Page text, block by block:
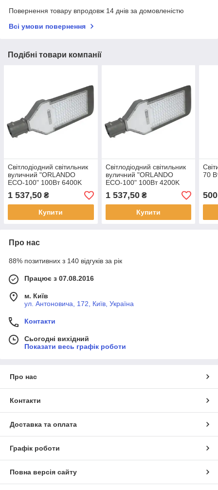
Повернення товару впродовж 14 днів за домовленістю
Всі умови повернення
Подібні товари компанії
Світлодіодний світильник
вуличний "ORLANDO
ECO-100" 100Вт 6400K
1 537,50 ₴
Купити
Світлодіодний світильник
вуличний "ORLANDO
ECO-100" 100Вт 4200K
1 537,50₴
Купити
70
500
Про нас
88% позитивних з 140 відгуків за рік
Працює з 07.08.2016
м. Київ
ул. Антоновича, 172, Київ, Україна
Контакти
Сьогодні вихідний
Показати весь графік роботи
Про нас
Контакти
Доставка та оплата
Графік роботи
Повна версія сайту